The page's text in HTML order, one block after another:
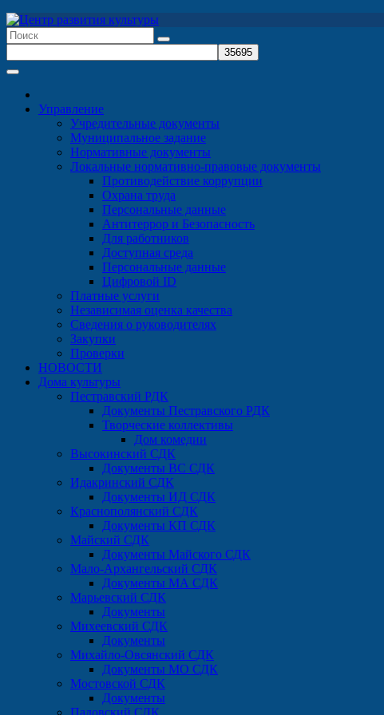
Перейти
к
содержимому
Управление
Учредительные документы
Муниципальное задание
Нормативные документы
Локальные нормативно-правовые документы
Противодействие коррупции
Охрана труда
Персональные данные
Антитеррор и Безопасность
Для работников
Доступная среда
Персональные данные
Цифровой ID
Платные услуги
Независимая оценка качества
Сведения о руководителях
Закупки
Проверки
НОВОСТИ
Дома культуры
Пестравский РДК
Документы Пестравского РДК
Творческие коллективы
Дом комедии
Высокинский СДК
Документы ВС СДК
Идакринский СДК
Документы ИД СДК
Краснополянский СДК
Документы КП СДК
Майский СДК
Документы Майского СДК
Мало-Архангельский СДК
Документы МА СДК
Марьевский СДК
Документы
Михеевский СДК
Документы
Михайло-Овсянский СДК
Документы МО СДК
Мостовской СДК
Документы
Падовский СДК